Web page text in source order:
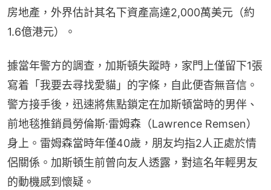
房地產，外界估計其名下資產高達2,000萬美元（約
1.6億港元）。
據當年警方的調查，加斯頓失蹤時，家門上僅留下1張
寫着「我要去尋找愛貓」的字條，自此便杳無音信。
警方接手後，迅速將焦點鎖定在加斯頓當時的男伴、
前地毯推銷員勞倫斯·雷姆森（Lawrence Remsen）
身上。雷姆森當時年僅40歲，朋友均指2人正處於情
侶關係。加斯頓生前曾向友人透露，對這名年輕男友
的動機感到懷疑。